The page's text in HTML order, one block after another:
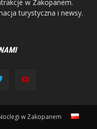
w Zakopanem.
turystyczna i newsy.
w Zakopanem